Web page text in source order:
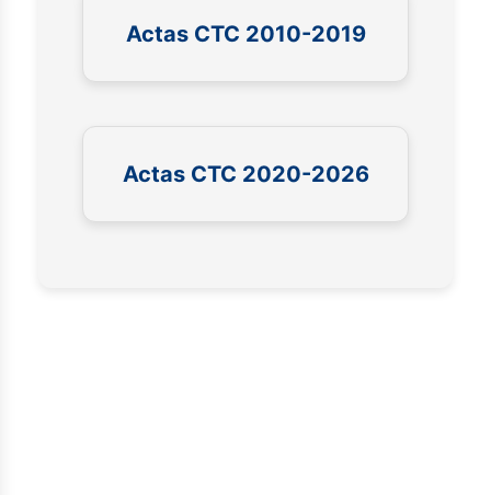
Actas CTC 2010-2019
Actas CTC 2020-2026